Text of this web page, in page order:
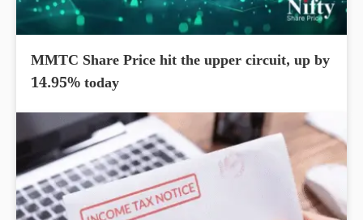
MMTC Share Price hit the upper circuit, up by
14.95% today